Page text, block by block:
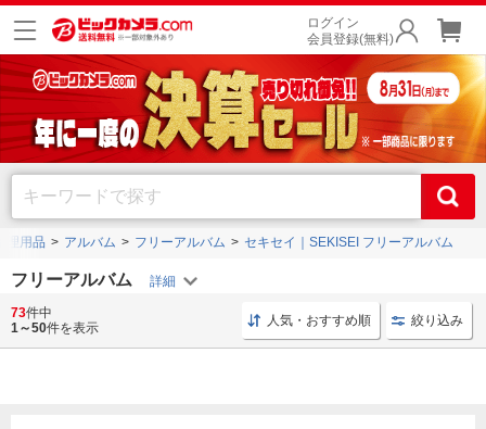
ログイン
会員登録(無料)
理用品 アルバム フリーアルバム セキセイ｜SEKISEI フリーアルバム
フリーアルバム
アルバム 写真整理 フリーアルバム 写真整理 セキセ
73件中
1～50件を表示 人気・おすすめ順 絞り込み